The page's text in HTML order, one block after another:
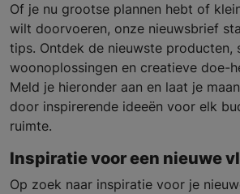
Of je nu grootse plannen hebt of
wilt doorvoeren, onze nieuwsbrief
tips. Ontdek de nieuwste producten,
woonoplossingen en creatieve doe-
Meld je hieronder aan en laat je
door inspirerende ideeën voor elk
ruimte.
Inspiratie voor een nieuwe
Op zoek naar inspiratie voor je